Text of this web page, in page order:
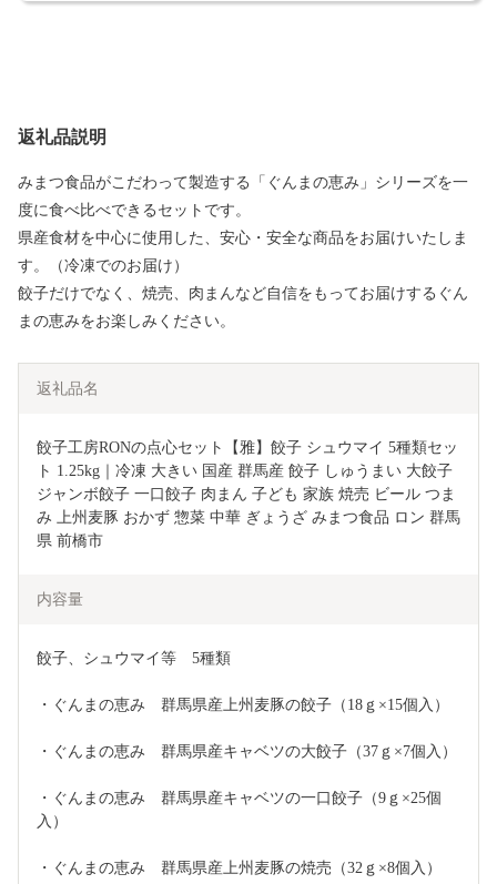
返礼品説明
みまつ食品がこだわって製造する「ぐんまの恵み」シリーズを一
度に食べ比べできるセットです。
県産食材を中心に使用した、安心・安全な商品をお届けいたしま
す。（冷凍でのお届け）
餃子だけでなく、焼売、肉まんなど自信をもってお届けするぐん
まの恵みをお楽しみください。
返礼品名
餃子工房RONの点心セット【雅】餃子 シュウマイ 5種類セッ
ト 1.25kg｜冷凍 大きい 国産 群馬産 餃子 しゅうまい 大餃子
ジャンボ餃子 一口餃子 肉まん 子ども 家族 焼売 ビール つま
み 上州麦豚 おかず 惣菜 中華 ぎょうざ みまつ食品 ロン 群馬
県 前橋市
内容量
餃子、シュウマイ等　5種類
・ぐんまの恵み　群馬県産上州麦豚の餃子（18ｇ×15個入）
・ぐんまの恵み　群馬県産キャベツの大餃子（37ｇ×7個入）
・ぐんまの恵み　群馬県産キャベツの一口餃子（9ｇ×25個
入）
・ぐんまの恵み　群馬県産上州麦豚の焼売（32ｇ×8個入）